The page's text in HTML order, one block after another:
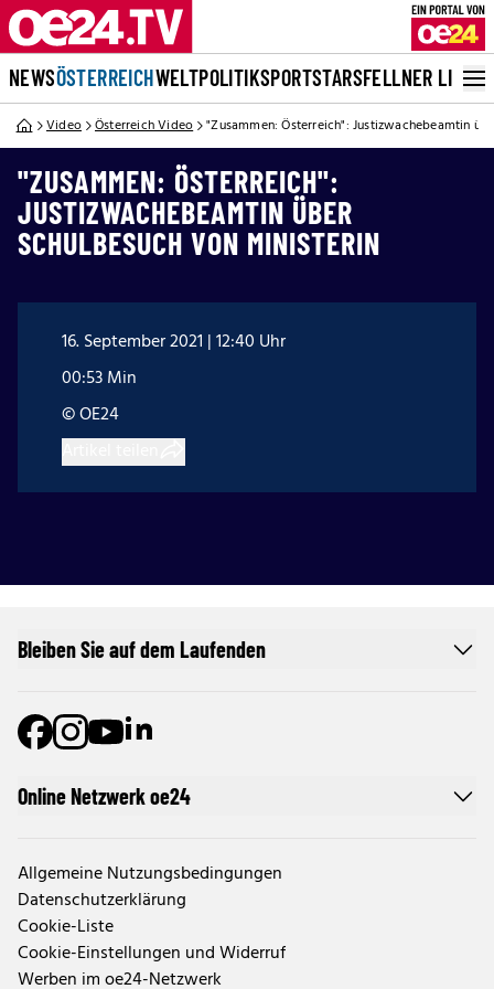
NEWSÖSTERREICHWELTPOLITIKSPORTSTARSFELLNER LIVE
Video Österreich Video "Zusammen: Österreich": Justizwachebeamtin
"ZUSAMMEN: ÖSTERREICH":
JUSTIZWACHEBEAMTIN ÜBER
SCHULBESUCH VON MINISTERIN
16. September 2021 | 12:40 Uhr
00:53 Min
© OE24
Online Netzwerk oe24
Allgemeine Nutzungsbedingungen
Datenschutzerklärung
Cookie-Liste
Cookie-Einstellungen und Widerruf
Werben im oe24-Netzwerk
Bleiben Sie auf dem Laufenden